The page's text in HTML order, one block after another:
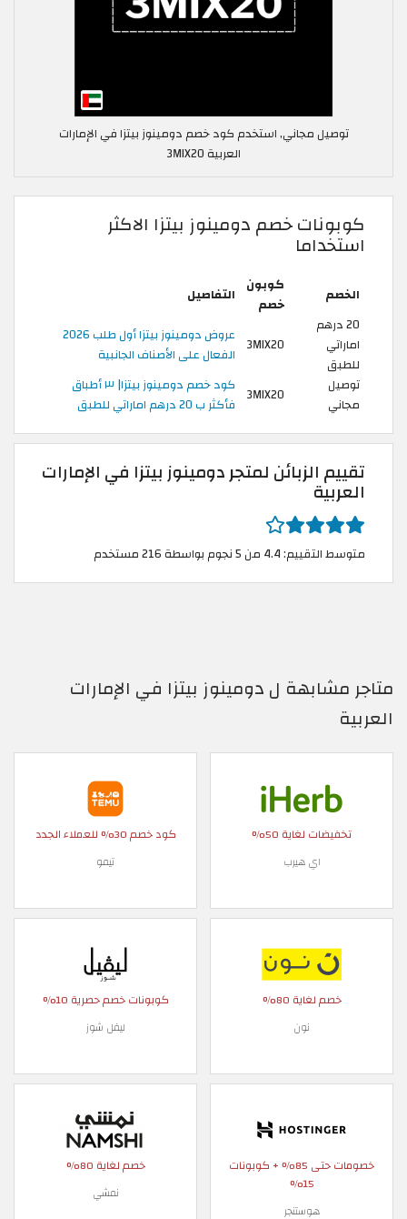
توصيل مجاني, استخدم كود خصم دومينوز بيتزا في الإمارات
العربية 3MIX20
كوبونات خصم دومينوز بيتزا الاكثر
استخداما
الخصم
كوبون
خصم
التفاصيل
20 درهم
اماراتي
للطبق
3MIX20
عروض دومينوز بيتزا أول طلب 2026
الفعال على الأصناف الجانبية
توصيل
مجاني
3MIX20
كود خصم دومينوز بيتزا| ٣ أطباق
فأكثر ب 20 درهم اماراتي للطبق
تقييم الزبائن لمتجر دومينوز بيتزا في الإمارات
العربية
متوسط التقييم: 4.4 من 5 نجوم بواسطة 216 مستخدم
متاجر مشابهة ل دومينوز بيتزا في الإمارات
العربية
تخفيضات لغاية 50%
اي هيرب
كود خصم 30% للعملاء الجدد
تيمو
خصم لغاية 80%
نون
كوبونات خصم حصرية 10%
ليفل شوز
خصومات حتى 85% + كوبونات
15%
هوستنجر
خصم لغاية 80%
نمشي